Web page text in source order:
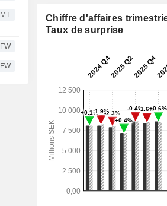
MT
FW
FW
Chiffre d'affaires
Taux de surprise